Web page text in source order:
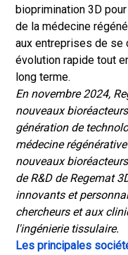
bioprimination 3D
de la médecine
aux entreprises de se
évolution rapide tout
long terme.
En novembre 2024,
nouveaux
génération de
médecine
nouveaux
de R&D de Regemat
innovants et
chercheurs et aux
l'ingénierie tissulaire.
Les principales